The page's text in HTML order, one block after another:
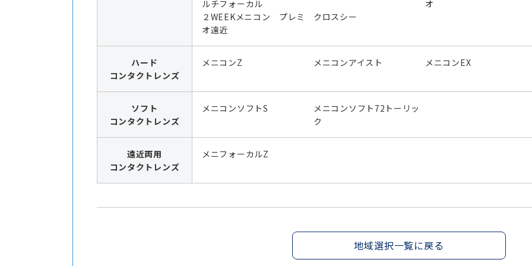
ルチフォーカル
オ
２WEEKメニコン プレミ
オ遠近
クロスシー
ハード
コンタクトレンズ
メニコンZ メニコンアイスト メニコンEX
ソフト
コンタクトレンズ
メニコンソフトS
メニコンソフト72トーリッ
ク
遠近両用
コンタクトレンズ
メニフォーカルZ
地域選択一覧に戻る